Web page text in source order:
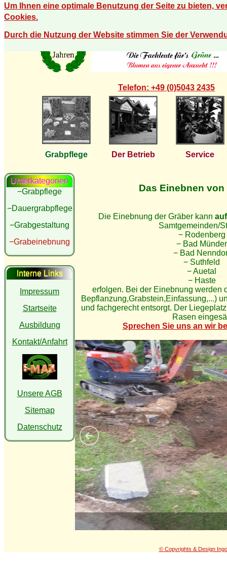
Um Ihnen eine optimale Benutzung der Seite zu bieten,
Cookies.
Durch die Nutzung der Website stimmen Sie der
Telefon: +49 (0)5043 2435
Grabpflege Der Betrieb Service
Unterkategorien
−Grabpflege
−Dauergrabpflege
−Grabgestaltung
−Grabeinebnung
Interne Links
Impressum
Startseite
Ausbildung
Kontakt/Anfahrt
Unsere AGB
Sitemap
Datenschutz
Das Einebnen von
Die Einebnung der Gräber kann
Samtgemeinden/
− Rodenberg
− Bad Münder
− Bad
− Suthfeld
− Auetal
− Haste
erfolgen. Bei der Einebnung werden
Bepflanzung,Grabstein,Einfassung,...)
und fachgerecht entsorgt. Der
Rasen
Sprechen Sie uns an wir
© Copyrights & Design